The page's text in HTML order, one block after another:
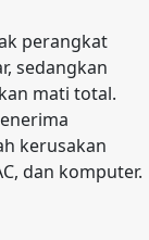
perangkat
sedangkan
mati total.
kerusakan
dan komputer.